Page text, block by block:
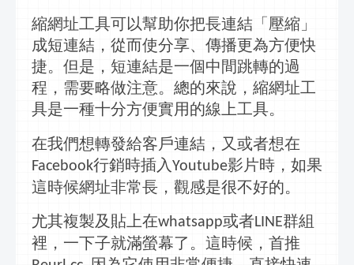
縮網址工具可以幫助你把長連結「壓縮」
成短連結，從而使分享、傳播更為方便快
捷。但是，短連結是一個中間跳轉的過
程，需要略做注意。總的來說， 縮網址工
具是一種十分方便實用的線上工具。
在我們想轉發給客戶連結，又或者想在
Facebook行銷時插入 Youtube影片時，如果
這時候網址非常長，觀感是很不好的。
尤其複製及 貼上在whatsapp或者LINE群組
裡，一下子就滿螢幕了。這時候，首推